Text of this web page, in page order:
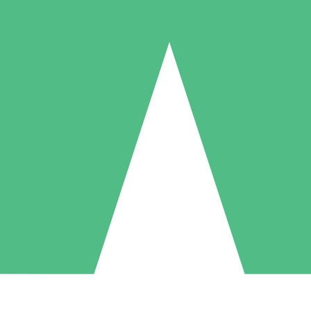
Packs de Crédits Individuels
à l'utilisation avec des crédits de téléchargement. Sans engagement
5 Téléchargements
US$